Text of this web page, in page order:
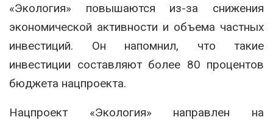
«Экология» повышаются из-за снижения
экономической активности и объема частных
инвестиций. Он напомнил, что такие
инвестиции составляют более 80 процентов
бюджета нацпроекта.
Нацпроект «Экология» направлен на